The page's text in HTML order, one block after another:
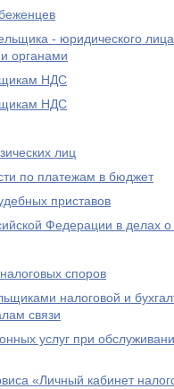
- юридического
органами
НДС
НДС
лиц
по платежам в бюджет
приставов
Федерации в делах о
споров
налоговой и
связи
услуг при
«Личный кабинет